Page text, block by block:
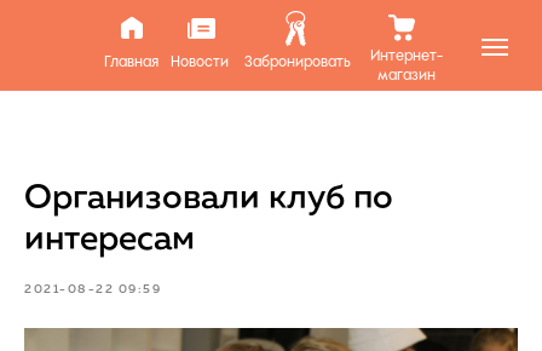
Главная Новости Забронировать
Интернет-
магазин
Организовали клуб по
интересам
2021-08-22 09:59